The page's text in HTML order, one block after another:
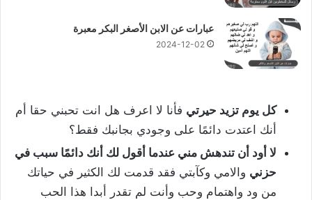
عبارات عن الابن الأصغر البكر معبرة
2024-12-02
كل يوم تزيد حيرتي فأنا لا اعرف هل انت تحبني حقا أم
أنك اعتدت دائمًا على وجودي بجانبك فقط؟
لا أود أن تندهش مني عندما أقول لك أنك دائمًا سبب في
حزني والامي وكآبتي فقد قدمت لك الكثير في حياتك
من ود واهتمام وحب وأنت لم تقدر أبدا هذا الحب